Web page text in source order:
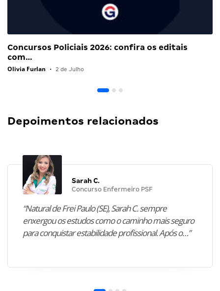
Concursos Policiais 2026: confira os editais
com…
Olivia Furlan • 2 de Julho
Depoimentos relacionados
Sarah C.
Concurso Enfermeiro PSF
“Natural de Frei Paulo (SE), Sarah C. sempre
enxergou os estudos como o caminho mais seguro
para conquistar estabilidade profissional. Após o…”